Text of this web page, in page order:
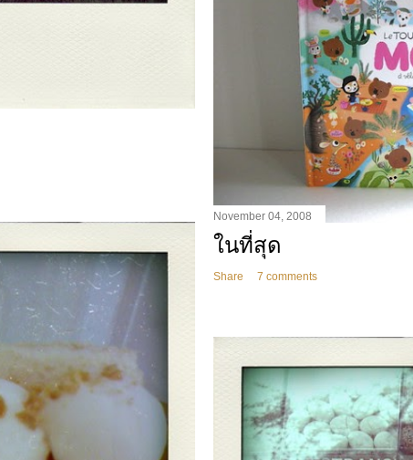
November 04, 2008
ในที่สุด
Share 7 comments